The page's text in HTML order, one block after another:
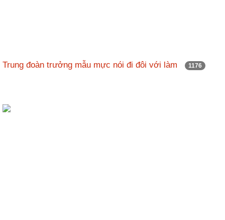
Trung đoàn trưởng mẫu mực nói đi đôi với làm 1176